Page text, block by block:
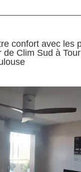
confort avec les
de Clim Sud à